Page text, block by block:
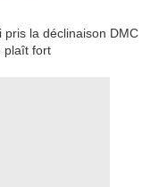
pris la déclinaison DMC
plaît fort